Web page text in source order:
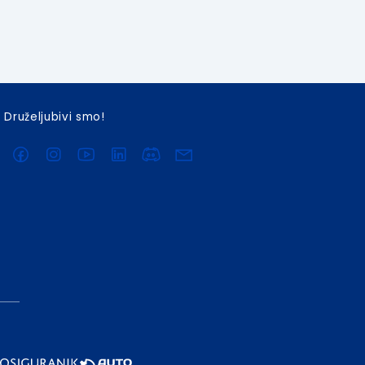
Druželjubivi smo!